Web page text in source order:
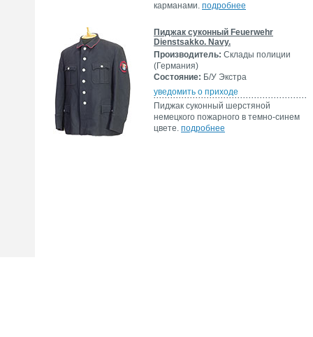
карманами. подробнее
Пиджак суконный Feuerwehr
Dienstsakko. Navy.
Производитель: Склады полиции
(Германия)
Состояние: Б/У Экстра
уведомить о приходе
Пиджак суконный шерстяной
немецкого пожарного в темно-синем
цвете. подробнее